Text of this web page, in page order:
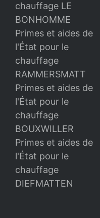
chauffage LE
BONHOMME
Primes et aides de
l'État pour le
chauffage
RAMMERSMATT
Primes et aides de
l'État pour le
chauffage
BOUXWILLER
Primes et aides de
l'État pour le
chauffage
DIEFMATTEN